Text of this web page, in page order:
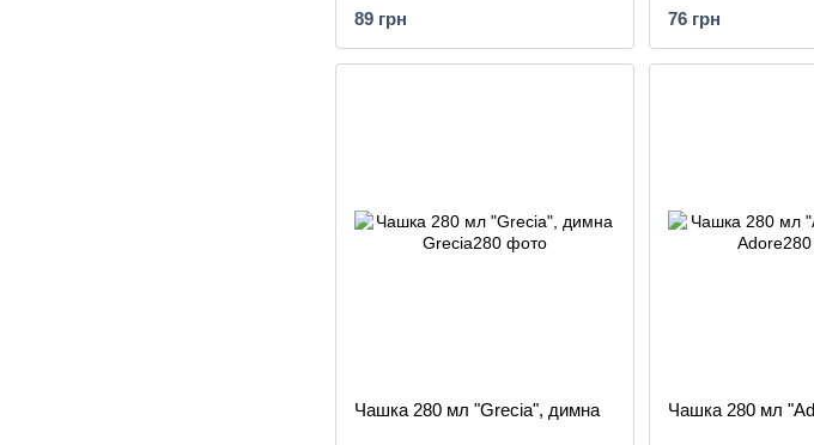
89 грн
76 грн
Чашка 280 мл "Grecia", димна Чашка 280 мл